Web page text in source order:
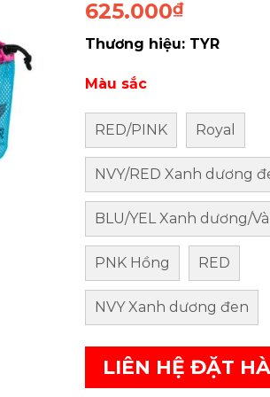
625.000₫
Thương hiệu: TYR
Màu sắc
RED/PINK Royal
NVY/RED Xanh dương
BLU/YEL Xanh dương/
PNK Hồng RED
NVY Xanh dương đen
LIÊN HỆ ĐẶT